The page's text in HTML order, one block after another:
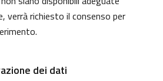
verrà richiesto il consenso per
dei dati